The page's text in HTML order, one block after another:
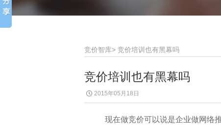
竞价智库> 竞价培训也有黑幕吗
竞价培训也有黑幕吗
2015年05月18日
现在做竞价可以说是企业做网络推